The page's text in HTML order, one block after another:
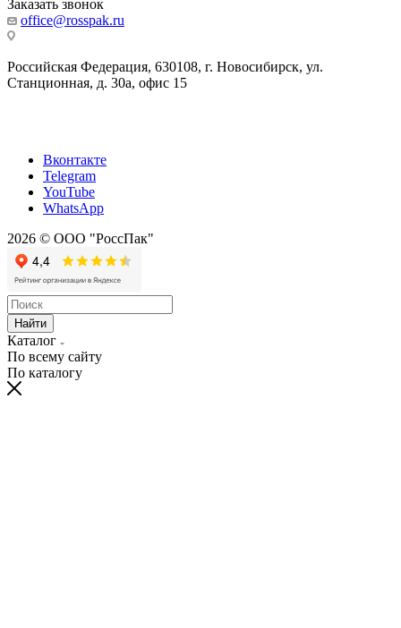
Заказать звонок
office@rosspak.ru
Российская Федерация, 630108, г. Новосибирск, ул.
Станционная, д. 30а, офис 15
Вконтакте
Telegram
YouTube
WhatsApp
2026 © ООО "РоссПак"
Найти
Каталог
По всему сайту
По каталогу